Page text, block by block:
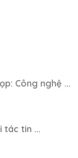
Công nghệ ...
tác tin ...